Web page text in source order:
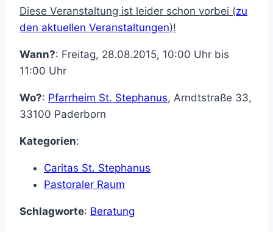
Diese Veranstaltung ist leider schon vorbei (zu
den aktuellen Veranstaltungen)!
Wann?: Freitag, 28.08.2015, 10:00 Uhr bis
11:00 Uhr
Wo?: Pfarrheim St. Stephanus, Arndtstraße 33,
33100 Paderborn
Kategorien:
Caritas St. Stephanus
Pastoraler Raum
Schlagworte: Beratung